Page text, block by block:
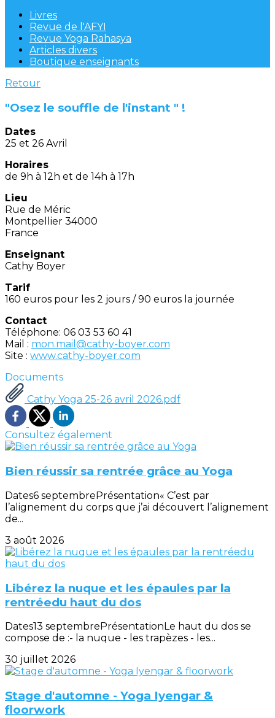
Livres
Revue de l'AFYI
Revue Yoga Rahasya
Articles divers
Boutique enseignants
Retour
"Osez le souffle de l'instant " !
Dates
25 et 26 Avril
Horaires
de 9h à 12h et de 14h à 17h
Lieu
Rue de Méric
Montpellier 34000
France
Enseignant
Cathy Boyer
Tarif
160 euros pour les 2 jours / 90 euros la journée
Contact
Téléphone: 06 03 53 60 41
Mail : mon.mail@cathy-boyer.com
Site : www.cathy-boyer.com
Documents
Cathy Yoga 25-26 avril 2026.pdf
Consultez également
Bien réussir sa rentrée grâce au Yoga
Dates6 septembrePrésentation« C’est par
l’alignement du corps que j’ai découvert l’alignement
de...
3 août 2026
Libérez la nuque et les épaules par la
rentréedu haut du dos
Dates13 septembrePrésentationLe haut du dos se
compose de :- la nuque - les trapèzes - les...
30 juillet 2026
Stage d'automne - Yoga Iyengar &
floorwork